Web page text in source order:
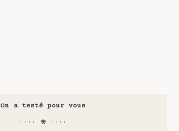
On a testé pour vous
···· ❀ ····